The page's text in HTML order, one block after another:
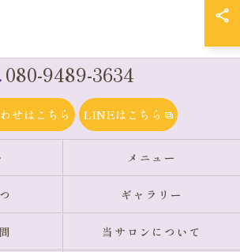
080-9489-3634
せはこちら LINEはこちら
メニュー
ギャラリー
当サロンについて